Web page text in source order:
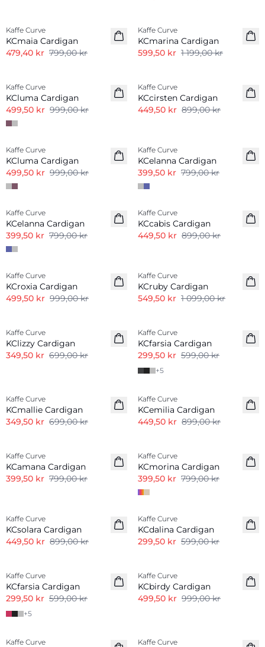
Kaffe Curve
KCmaia Cardigan
479,40 kr 799,00 kr
Kaffe Curve
KCmarina Cardigan
599,50 kr 1 199,00 kr
Kaffe Curve
KCluma Cardigan
499,50 kr 999,00 kr
Kaffe Curve
KCcirsten Cardigan
449,50 kr 899,00 kr
-50%
Kaffe Curve
KCluma Cardigan
499,50 kr 999,00 kr
Kaffe Curve
KCelanna Cardigan
399,50 kr 799,00 kr
-50%
Kaffe Curve
KCelanna Cardigan
399,50 kr 799,00 kr
-50%
Kaffe Curve
KCcabis Cardigan
449,50 kr 899,00 kr
-50%
Kaffe Curve
KCroxia Cardigan
499,50 kr 999,00 kr
Kaffe Curve
KCruby Cardigan
549,50 kr 1 099,00 kr
Kaffe Curve
KClizzy Cardigan
349,50 kr 699,00 kr
Kaffe Curve
KCfarsia Cardigan
299,50 kr 599,00 kr
+5
Kaffe Curve
KCmallie Cardigan
349,50 kr 699,00 kr
Kaffe Curve
KCemilia Cardigan
449,50 kr 899,00 kr
Kaffe Curve
KCamana Cardigan
399,50 kr 799,00 kr
Kaffe Curve
KCmorina Cardigan
399,50 kr 799,00 kr
Kaffe Curve
KCsolara Cardigan
449,50 kr 899,00 kr
-50%
Kaffe Curve
KCdalina Cardigan
299,50 kr 599,00 kr
Kaffe Curve
KCfarsia Cardigan
299,50 kr 599,00 kr
+5
Kaffe Curve
KCbirdy Cardigan
499,50 kr 999,00 kr
Kaffe Curve Kaffe Curve